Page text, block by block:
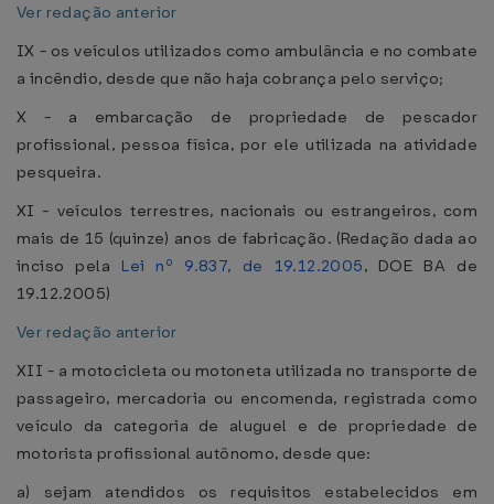
Ver redação anterior
IX - os veículos utilizados como ambulância e no combate
a incêndio, desde que não haja cobrança pelo serviço;
X - a embarcação de propriedade de pescador
profissional, pessoa física, por ele utilizada na atividade
pesqueira.
XI - veículos terrestres, nacionais ou estrangeiros, com
mais de 15 (quinze) anos de fabricação. (Redação dada ao
inciso pela Lei nº 9.837, de 19.12.2005, DOE BA de
19.12.2005)
Ver redação anterior
XII - a motocicleta ou motoneta utilizada no transporte de
passageiro, mercadoria ou encomenda, registrada como
veículo da categoria de aluguel e de propriedade de
motorista profissional autônomo, desde que:
a) sejam atendidos os requisitos estabelecidos em